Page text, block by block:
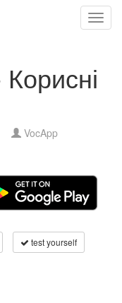
VocApp
test yourself